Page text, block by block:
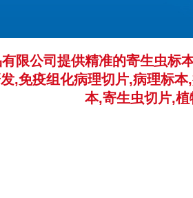
限公司提供精准的寄生虫标
,免疫组化病理切片,病理标
本,寄生虫切片,